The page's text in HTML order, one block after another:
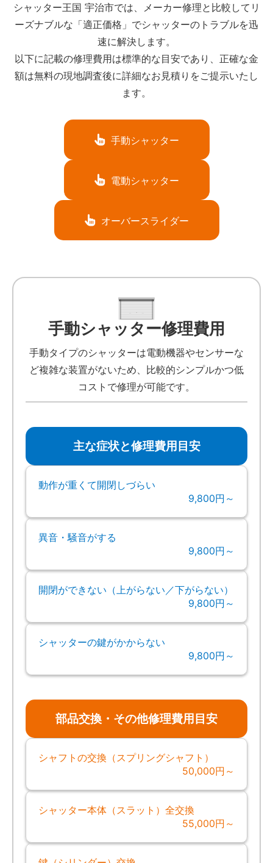
シャッター王国 宇治市では、メーカー修理と比較してリ
ーズナブルな「適正価格」でシャッターのトラブルを迅
速に解決します。
以下に記載の修理費用は標準的な目安であり、正確な金
額は無料の現地調査後に詳細なお見積りをご提示いたし
ます。
手動シャッター
電動シャッター
オーバースライダー
手動シャッター修理費用
手動タイプのシャッターは電動機器やセンサーな
ど複雑な装置がないため、比較的シンプルかつ低
コストで修理が可能です。
主な症状と修理費用目安
動作が重くて開閉しづらい
9,800円～
異音・騒音がする
9,800円～
開閉ができない（上がらない／下がらない）
9,800円～
シャッターの鍵がかからない
9,800円～
部品交換・その他修理費用目安
シャフトの交換（スプリングシャフト）
50,000円～
シャッター本体（スラット）全交換
55,000円～